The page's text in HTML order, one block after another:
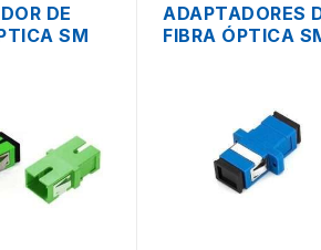
DE
SM
ADAPTADORES
FIBRA ÓPTICA